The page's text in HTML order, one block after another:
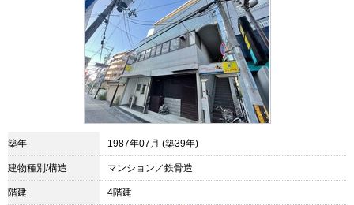
築年 1987年07月 (築39年)
建物種別/構造 マンション／鉄骨造
階建 4階建